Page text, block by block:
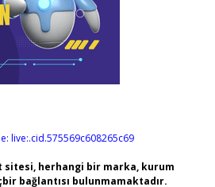
live:.cid.575569c608265c69
sitesi, herhangi bir marka, kurum
bağlantısı bulunmamaktadır.